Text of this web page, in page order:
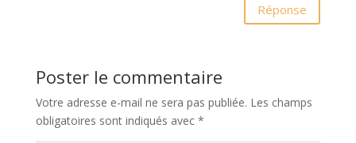
Réponse
Poster le commentaire
Votre adresse e-mail ne sera pas publiée. Les champs
obligatoires sont indiqués avec *